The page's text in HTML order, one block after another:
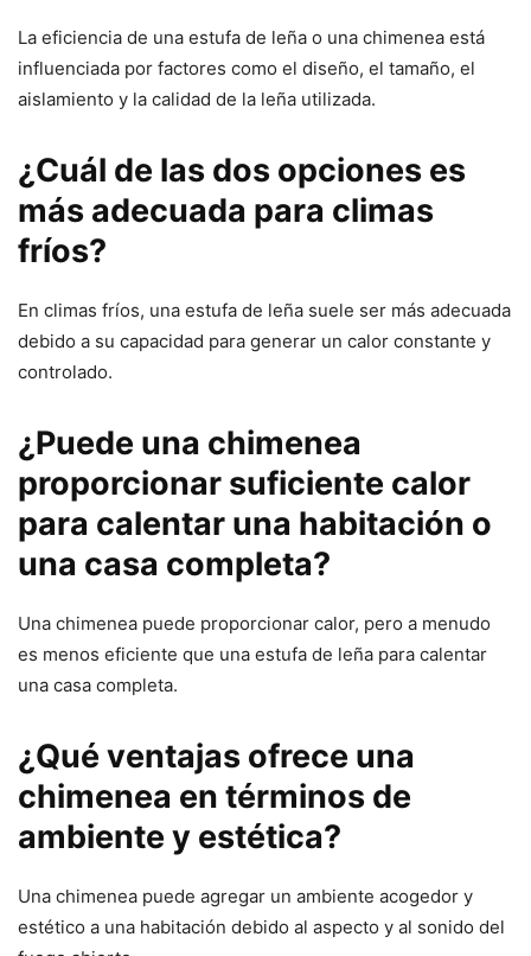
La eficiencia de una estufa de leña o una chimenea está
influenciada por factores como el diseño, el tamaño, el
aislamiento y la calidad de la leña utilizada.
¿Cuál de las dos opciones es
más adecuada para climas
fríos?
En climas fríos, una estufa de leña suele ser más adecuada
debido a su capacidad para generar un calor constante y
controlado.
¿Puede una chimenea
proporcionar suficiente calor
para calentar una habitación o
una casa completa?
Una chimenea puede proporcionar calor, pero a menudo
es menos eficiente que una estufa de leña para calentar
una casa completa.
¿Qué ventajas ofrece una
chimenea en términos de
ambiente y estética?
Una chimenea puede agregar un ambiente acogedor y
estético a una habitación debido al aspecto y al sonido del